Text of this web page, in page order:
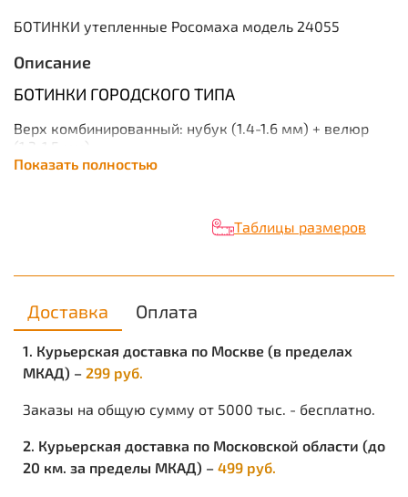
БОТИНКИ утепленные Росомаха модель 24055
Описание
БОТИНКИ ГОРОДСКОГО ТИПА
Верх комбинированный: нубук (1.4-1.6 мм) + велюр
(1.3-1.5 мм).
Размеры: 40-46.
Универсальная шнуровка.
Носочная и пяточная часть укреплены кожей
«Matrix». Глухой клапан.
Удобные комфортные ботинки на каждый день.
Ботинки изготовлены из натурального нубука
Показать полностью
Таблицы размеров
Доставка Оплата
1. Курьерская доставка по Москве (в пределах
МКАД) – 299 руб.
Заказы на общую сумму от 5000 тыс. - бесплатно.
2. Курьерская доставка по Московской области (до
20 км. за пределы МКАД) – 499 руб.